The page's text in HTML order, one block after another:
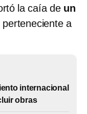
la caía de un
a
internacional
obras